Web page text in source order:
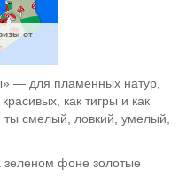
от
— для пламенных натур,
как тигры и как
смелый, ловкий, умелый,
зеленом фоне золотые